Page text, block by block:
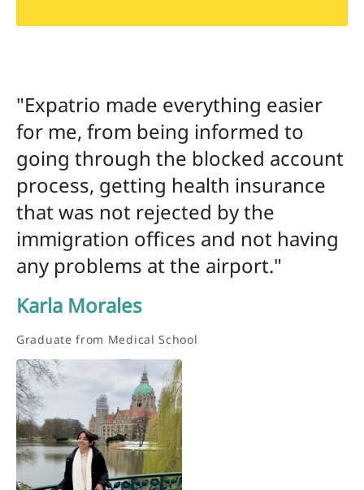
"Expatrio made everything easier
for me, from being informed to
going through the blocked account
process, getting health insurance
that was not rejected by the
immigration offices and not having
any problems at the airport."
Karla Morales
Graduate from Medical School